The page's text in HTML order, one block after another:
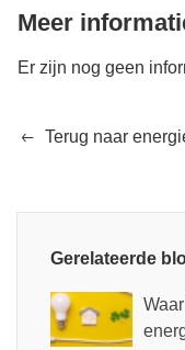
Meer
Er zijn nog geen
Terug naar
Gerelateerde